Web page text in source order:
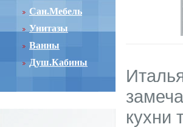
Сан.Мебель
Унитазы
Ванны
Душ.Кабины
кухни